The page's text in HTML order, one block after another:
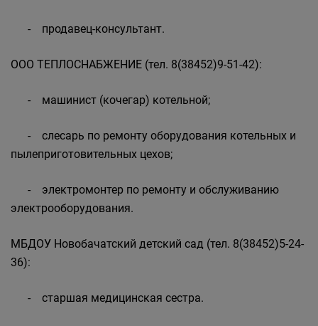
- продавец-консультант.
ООО ТЕПЛОСНАБЖЕНИЕ (тел. 8(38452)9-51-42):
- машинист (кочегар) котельной;
- слесарь по ремонту оборудования котельных и
пылеприготовительных цехов;
- электромонтер по ремонту и обслуживанию
электрооборудования.
МБДОУ Новобачатский детский сад (тел. 8(38452)5-24-
36):
- старшая медицинская сестра.